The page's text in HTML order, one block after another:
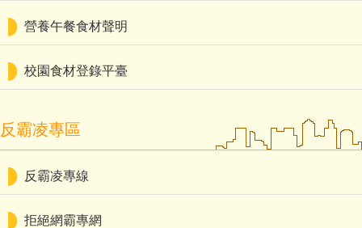
營養午餐食材聲明
校園食材登錄平臺
反霸凌專區
反霸凌專線
拒絕網霸專網